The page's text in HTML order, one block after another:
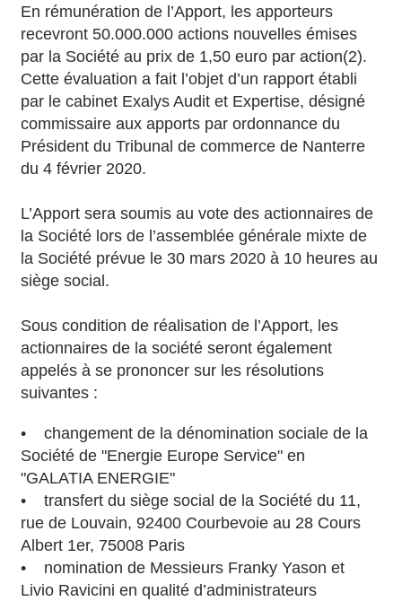
En rémunération de l’Apport, les apporteurs
recevront 50.000.000 actions nouvelles émises
par la Société au prix de 1,50 euro par action(2).
Cette évaluation a fait l’objet d’un rapport établi
par le cabinet Exalys Audit et Expertise, désigné
commissaire aux apports par ordonnance du
Président du Tribunal de commerce de Nanterre
du 4 février 2020.
L’Apport sera soumis au vote des actionnaires de
la Société lors de l’assemblée générale mixte de
la Société prévue le 30 mars 2020 à 10 heures au
siège social.
Sous condition de réalisation de l’Apport, les
actionnaires de la société seront également
appelés à se prononcer sur les résolutions
suivantes :
• changement de la dénomination sociale de la
Société de "Energie Europe Service" en
"GALATIA ENERGIE"
• transfert du siège social de la Société du 11,
rue de Louvain, 92400 Courbevoie au 28 Cours
Albert 1er, 75008 Paris
• nomination de Messieurs Franky Yason et
Livio Ravicini en qualité d’administrateurs